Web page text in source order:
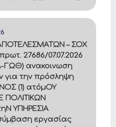
– ΣΟΧ
27686/07.07.2026
ΓΩΘ) ανακοινωση
για την πρόσληψη
(1) ατόμΟΥ
ΠΟΛΙΤΙΚΩΝ
ΥΠΗΡΕΣΙΑ
εργασίας